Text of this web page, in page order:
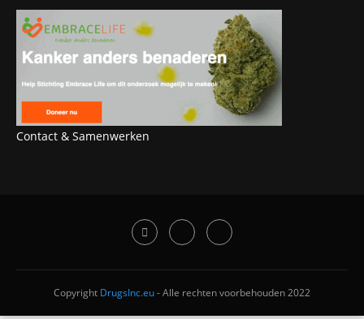
Contact & Samenwerken
Copyright DrugsInc.eu- Alle rechten voorbehouden 2022